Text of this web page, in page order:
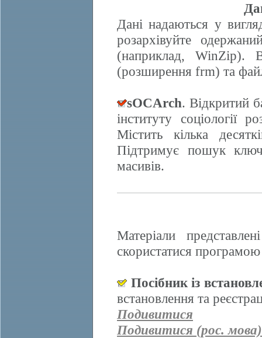
Дані надаються у
розархівуйте
(наприклад, WinZip).
(розширення frm) та
sOCArch. Відкритий
інституту соціології
Містить кілька
Підтримує пошук
масивів.
Матеріали
скористатися
Посібник із
встановлення та
Подивитися
Подивитися (рос. мова)